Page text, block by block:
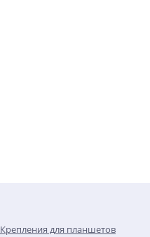
Крепления для планшетов